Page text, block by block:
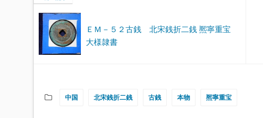
ＥＭ－５２古銭 北宋銭折二銭 熈寧重宝
大様隷書
中国 北宋銭折二銭 古銭 本物 熈寧重宝